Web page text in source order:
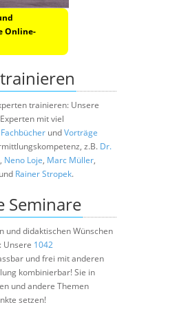
Online-
trainieren: Unsere
mit viel
Fachbücher undVorträge
z.B. Dr.
, Neno Loje, Marc Müller,
und Rainer Stropek.
Seminare
und didaktischen Wünschen
Unsere 1042
und frei mit anderen
kombinierbar! Sie in
und andere Themen
setzen!